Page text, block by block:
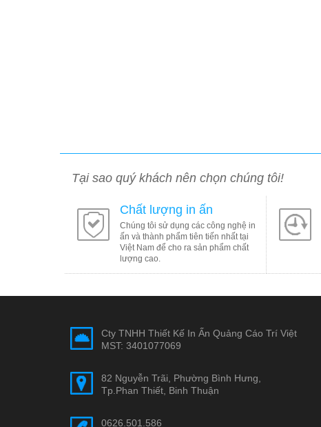
Tại sao quý khách nên chọn chúng tôi!
Chất lượng in ấn
Chúng tôi sử dụng các công nghệ in
ấn và thành phẩm tiên tiến nhất tại
Việt Nam để cho ra sản phẩm chất
lượng cao.
Cty TNHH Thiết Kế In Ấn Quảng Cáo Trí Việt
MST: 3401077069
82 Nguyễn Trãi, Phường Bình Hưng,
Tp.Phan Thiết, Binh Thuận
0626.501.586